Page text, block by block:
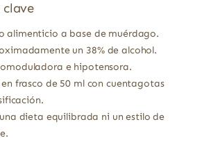
clave
alimenticio a base de muérdago.
un 38% de alcohol.
e hipotensora.
frasco de 50 ml con cuentagotas
dieta equilibrada ni un estilo de